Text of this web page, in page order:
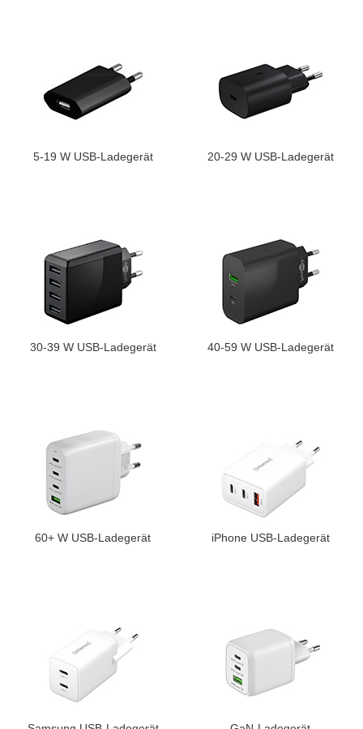
5-19 W USB-Ladegerät 20-29 W USB-Ladegerät
30-39 W USB-Ladegerät 40-59 W USB-Ladegerät
60+ W USB-Ladegerät iPhone USB-Ladegerät